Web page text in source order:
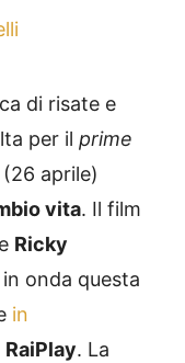
di risate e
per il prime
aprile)
vita. Il film
e Ricky
onda questa
in
RaiPlay. La